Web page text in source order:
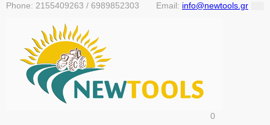
Phone: 2155409263 / 6989852303 Email: info@newtools.gr
0